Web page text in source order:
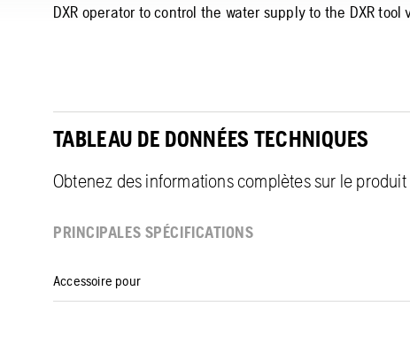
DXR operator to control the water supply to the DXR
TABLEAU DE DONNÉES TECHNIQUES
Obtenez des informations complètes sur le
PRINCIPALES SPÉCIFICATIONS
Accessoire pour